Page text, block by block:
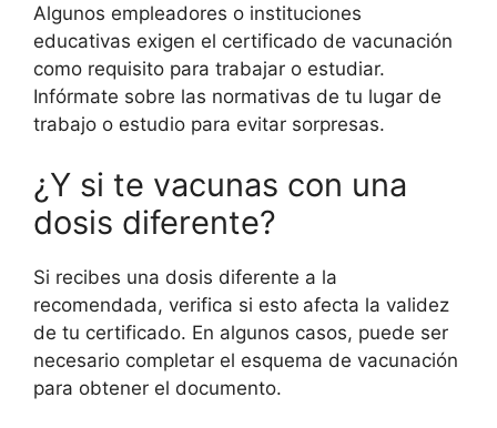
Algunos empleadores o instituciones
educativas exigen el certificado de vacunación
como requisito para trabajar o estudiar.
Infórmate sobre las normativas de tu lugar de
trabajo o estudio para evitar sorpresas.
¿Y si te vacunas con una
dosis diferente?
Si recibes una dosis diferente a la
recomendada, verifica si esto afecta la validez
de tu certificado. En algunos casos, puede ser
necesario completar el esquema de vacunación
para obtener el documento.